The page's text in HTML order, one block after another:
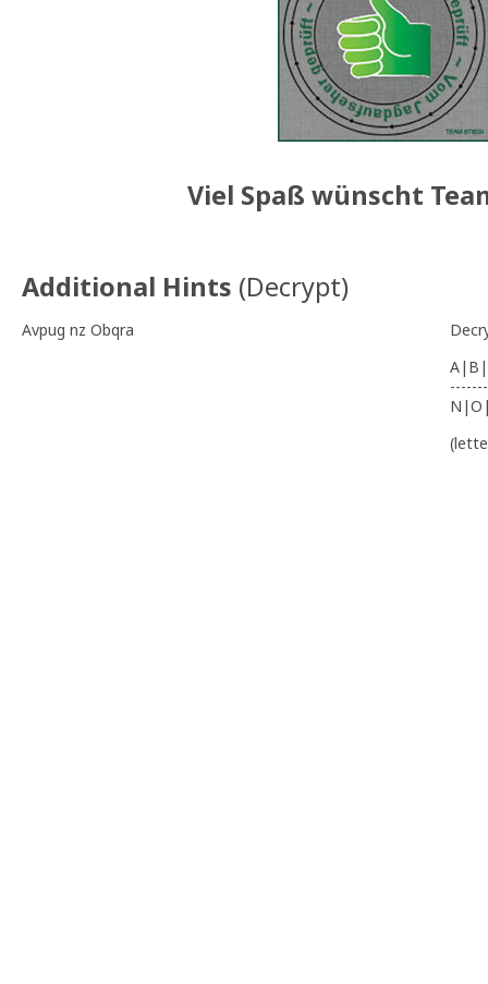
Viel Spaß wünscht
Additional Hints (Decrypt)
Avpug nz Obqra